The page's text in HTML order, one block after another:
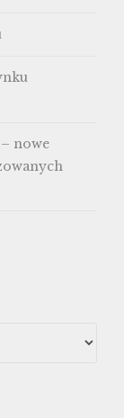
nowe